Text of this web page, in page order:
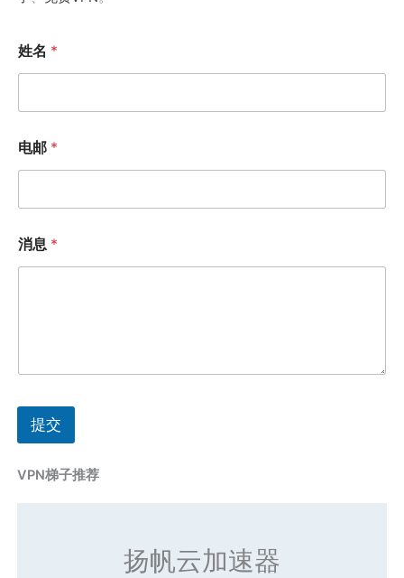
姓名 *
电邮 *
消息 *
提交
VPN梯子推荐
扬帆云加速器